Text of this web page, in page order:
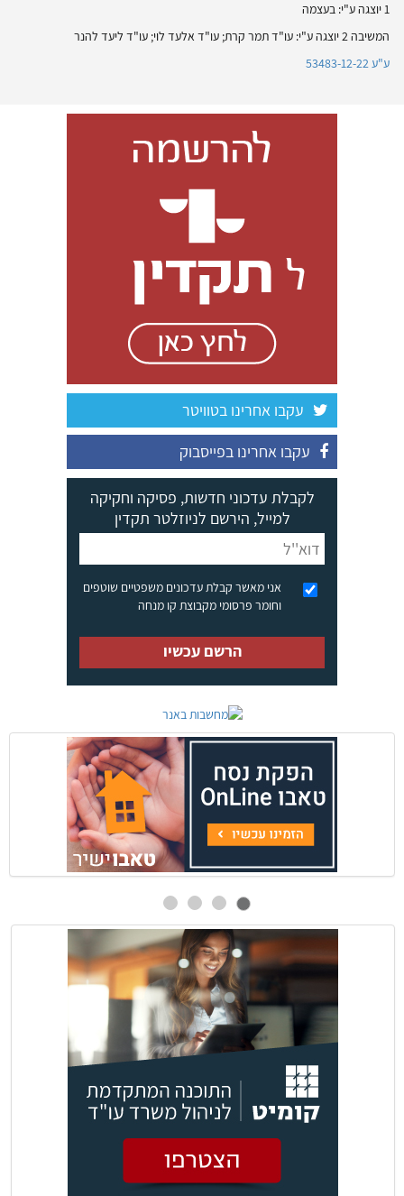
1 יוצגה ע"י: בעצמה
המשיבה 2 יוצגה ע"י: עו"ד תמר קרת; עו"ד אלעד לוי; עו"ד ליעד להנר
ע"ע 53483-12-22
עקבו אחרינו בטוויטר
עקבו אחרינו בפייסבוק
לקבלת עדכוני חדשות, פסיקה וחקיקה
למייל, הירשם לניוזלטר תקדין
אני מאשר קבלת עדכונים משפטיים שוטפים
וחומר פרסומי מקבוצת קו מנחה
הרשם עכשיו